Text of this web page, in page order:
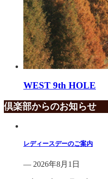
WEST 9th HOLE
倶楽部からのお知らせ
レディースデーのご案内
— 2026年8月1日